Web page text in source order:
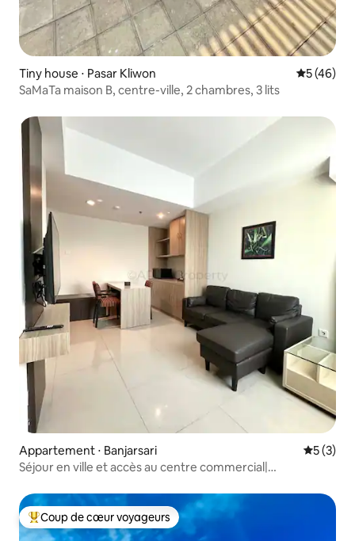
Tiny house ⋅ Pasar Kliwon
5 (46)
SaMaTa maison B, centre-ville, 2 chambres, 3 lits
Appartement ⋅ Banjarsari
5 (3)
Séjour en ville et accès au centre commercial|
Coups de cœur voyageurs les plus appréciés
Coup de cœur voyageurs